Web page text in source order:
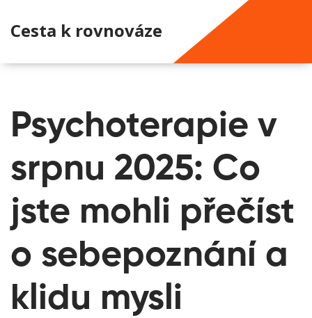
Cesta k rovnováze
Psychoterapie v
srpnu 2025: Co
jste mohli přečíst
o sebepoznání a
klidu mysli